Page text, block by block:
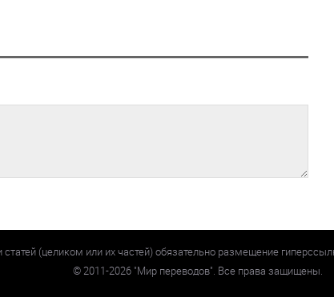
статей (целиком или их частей) обязательно размещение
©2011-2026 "Мир переводов". Все права защищены.